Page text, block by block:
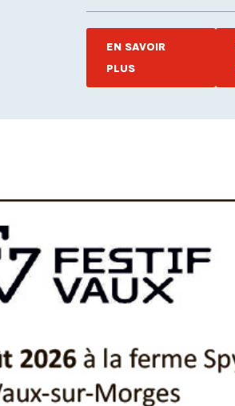
EN SAVOIR
PLUS